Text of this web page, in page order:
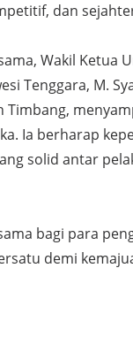
dan
Wakil Ketua
Tenggara, M.
Timbang,
Ia berharap
solid antar
bagi para
demi